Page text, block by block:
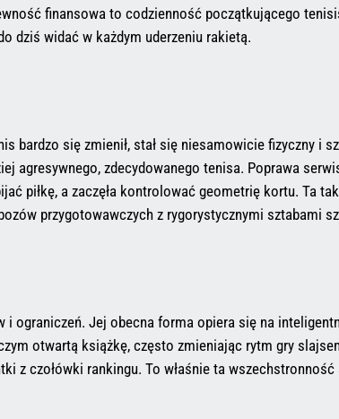
finansowa to codzienność początkującego
dziś widać w każdym uderzeniu rakietą.
bardzo się zmienił, stał się niesamowicie fizyczny i
agresywnego, zdecydowanego tenisa. Poprawa
piłkę, a zaczęła kontrolować geometrię kortu. Ta
przygotowawczych z rygorystycznymi sztabami
ograniczeń. Jej obecna forma opiera się na
otwartą książkę, często zmieniając rytm gry
z czołówki rankingu. To właśnie ta